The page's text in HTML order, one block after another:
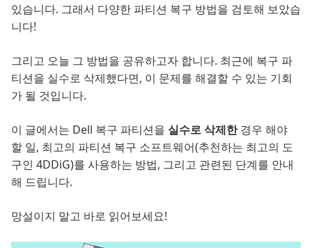
있습니다. 그래서 다양한 파티션 복구 방법을 검토해 보았습
니다!
그리고 오늘 그 방법을 공유하고자 합니다. 최근에 복구 파
티션을 실수로 삭제했다면, 이 문제를 해결할 수 있는 기회
가 될 것입니다.
이 글에서는 Dell 복구 파티션을 실수로 삭제한경우 해야
할 일, 최고의 파티션 복구 소프트웨어(추천하는 최고의 도
구인 4DDiG)를 사용하는 방법, 그리고 관련된 단계를 안내
해 드립니다.
망설이지 말고 바로 읽어보세요!